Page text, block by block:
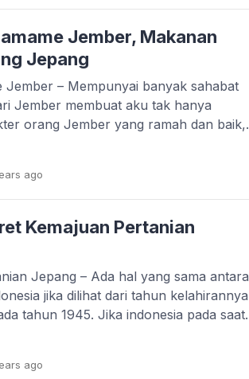
Australia >> Canggih ! Di Sundrop
[…] Jember, Makanan
Jepang
Jember – Mempunyai banyak sahabat
Jember membuat aku tak hanya
orang Jember yang ramah dan baik,
juga makanan khas dan kulinernya. Di
berkesan bagiku adalah edamame. Ya
teman se-kos ku, bawakan saat ia
ke Jember. Bagiku makanan edamame
ago
Kemajuan Pertanian
Jepang – Ada hal yang sama antara
jika dilihat dari tahun kelahirannya
tahun 1945. Jika indonesia pada saat
kesatuan, Jepang seolah baru
tragedi bom atom Nagasaki dan
74 tahun berjalan, kini keduanya
ago